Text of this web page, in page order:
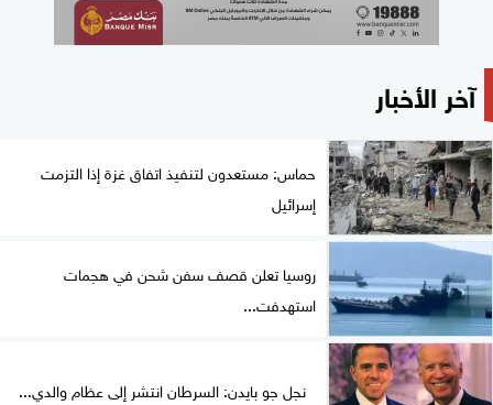
آخر الأخبار
حماس: مستعدون لتنفيذ اتفاق غزة إذا التزمت
إسرائيل
روسيا تعلن قصف سفن شحن في هجمات
استهدفت...
نجل جو بايدن: السرطان انتشر إلى عظام والدي...